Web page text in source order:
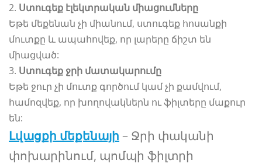
2. Ստուգեք էլեկտրական միացումները
Եթե մեքենան չի միանում, ստուգեք հոսանքի
մուտքը և ապահովեք, որ լարերը ճիշտ են
միացված:
3. Ստուգեք ջրի մատակարումը
Եթե ջուր չի մուտք գործում կամ չի քամվում,
համոզվեք, որ խողովակներն ու ֆիլտերը մաքուր
են:
Լվացքի մեքենայի – Ջրի փականի
փոխարինում, պոմպի ֆիլտրի